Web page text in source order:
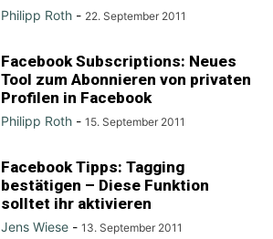
Philipp Roth - 22. September 2011
Facebook Subscriptions: Neues
Tool zum Abonnieren von privaten
Profilen in Facebook
Philipp Roth - 15. September 2011
Facebook Tipps: Tagging
bestätigen – Diese Funktion
solltet ihr aktivieren
Jens Wiese - 13. September 2011